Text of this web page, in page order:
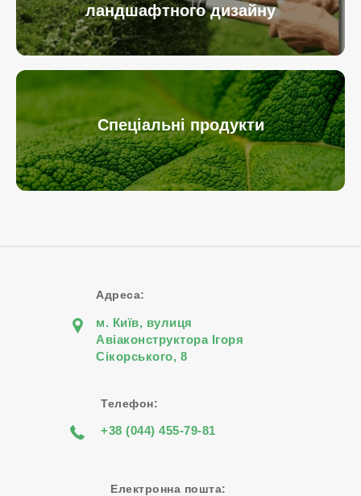
ландшафтного дизайну
Спеціальні продукти
Адреса:
м. Київ, вулиця
Авіаконструктора Iгоря
Сiкорського, 8
Телефон:
+38 (044) 455-79-81
Електронна пошта: